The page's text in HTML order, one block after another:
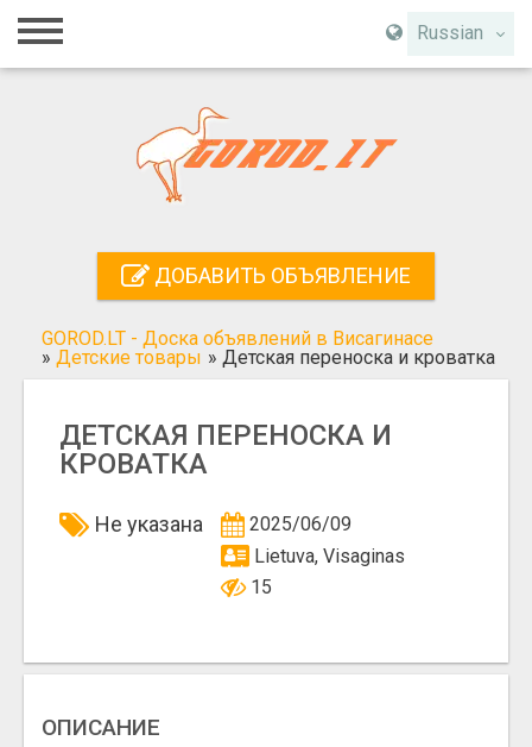
Russian
Главная
Регистрация
Поиск
ДОБАВИТЬ ОБЪЯВЛЕНИЕ
GOROD.LT - Доска объявлений в Висагинасе
» Детские товары » Детская переноска и кроватка
ДЕТСКАЯ ПЕРЕНОСКА И
КРОВАТКА
Не указана
2025/06/09
Lietuva, Visaginas
15
ОПИСАНИЕ